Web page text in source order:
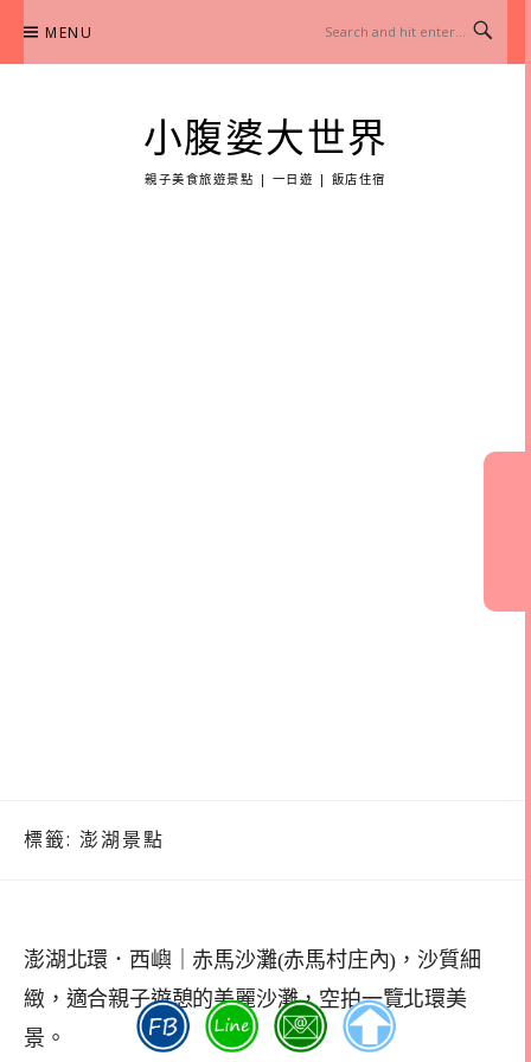
content
MENU
小腹婆大世界
親子美食旅遊景點 | 一日遊 | 飯店住宿
標籤: 澎湖景點
澎湖北環．西嶼｜赤馬沙灘(赤馬村庄內)，沙質細
緻，適合親子遊憩的美麗沙灘，空拍一覽北環美
景。